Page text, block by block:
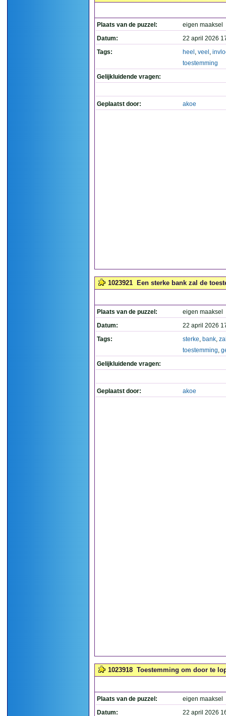
Plaats van de puzzel:
eigen maaksel
Datum:
22 april 2026
Tags:
heel , veel ,
toestemming
Gelijkluidende vragen:
Geplaatst door: akoe
1023921 Een sterke bank zal de
Plaats van de puzzel:
eigen maaksel
Datum:
22 april 2026
Tags:
sterke, bank,
toestemming,
Gelijkluidende vragen:
Geplaatst door: akoe
1023918 Toestemming om door te
Plaats van de puzzel:
eigen maaksel
Datum:
22 april 2026